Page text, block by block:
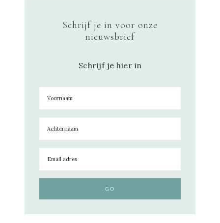
Schrijf je in voor onze
nieuwsbrief
Schrijf je hier in